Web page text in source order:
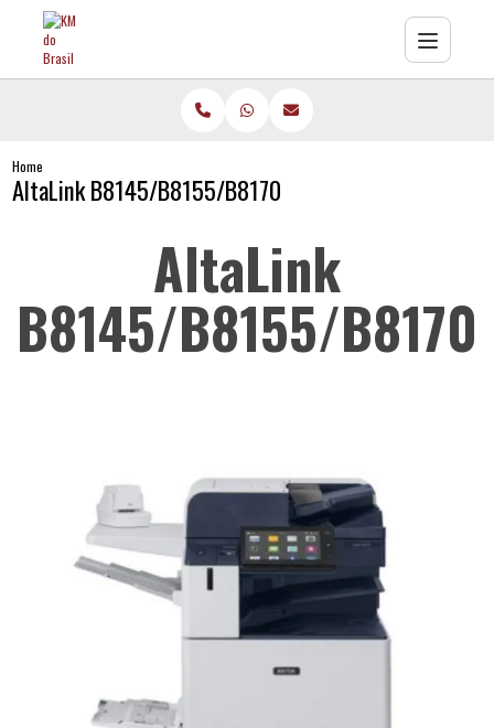
Home
AltaLink B8145/B8155/B8170
AltaLink
B8145/B8155/B8170